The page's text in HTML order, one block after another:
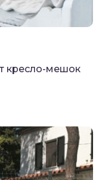
кресло-мешок